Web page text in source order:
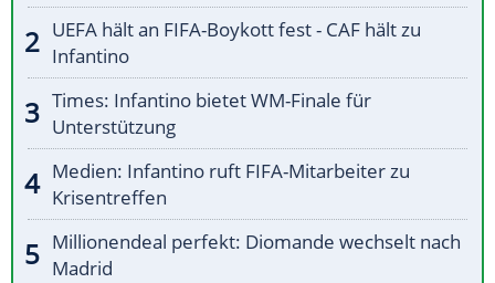
UEFA hält an FIFA-Boykott fest - CAF hält zu
Infantino
Times: Infantino bietet WM-Finale für
Unterstützung
Medien: Infantino ruft FIFA-Mitarbeiter zu
Krisentreffen
Millionendeal perfekt: Diomande wechselt nach
Madrid